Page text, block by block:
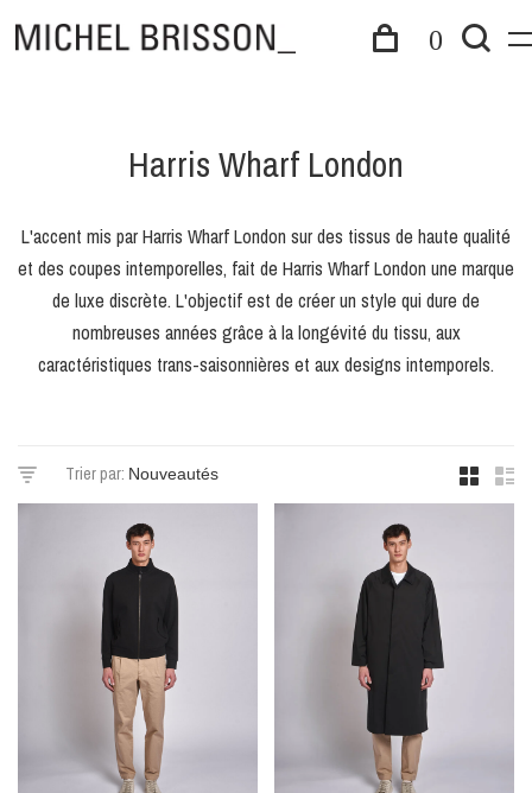
0
Harris Wharf London
L'accent mis par Harris Wharf London sur des tissus de haute qualité
et des coupes intemporelles, fait de Harris Wharf London une marque
de luxe discrète. L'objectif est de créer un style qui dure de
nombreuses années grâce à la longévité du tissu, aux
caractéristiques trans-saisonnières et aux designs intemporels.
Trier par: